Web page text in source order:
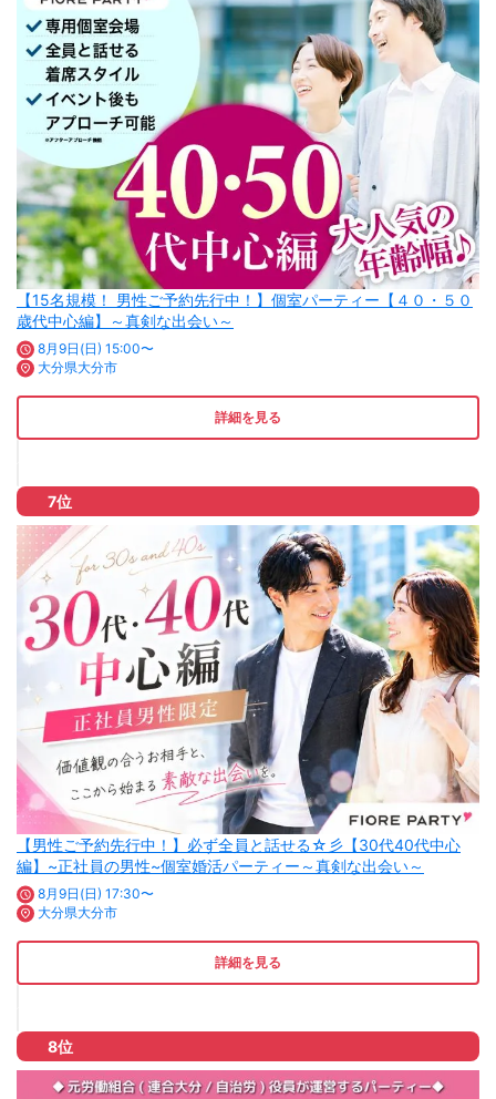
【15名規模！ 男性ご予約先行中！】個室パーティー【４０・５０
歳代中心編】～真剣な出会い～
8月9日(日) 15:00〜
大分県大分市
詳細を見る
7位
【男性ご予約先行中！】必ず全員と話せる☆彡【30代40代中心
編】~正社員の男性~個室婚活パーティー～真剣な出会い～
8月9日(日) 17:30〜
大分県大分市
詳細を見る
8位